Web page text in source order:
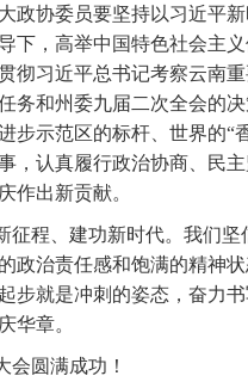
南省第十次代表大会 “聚
次党代会 精准扶贫 中
斯那定珠 “两学一做”与党章
这三年 全面开展法治宣传
图片微视频大赛
三严三实 忠诚干净担当
云南强基惠农 烟草
政协委员要坚持以习近平
下，高举中国特色社会主
彻习近平总书记考察云南
务和州委九届二次全会的
步示范区的标杆、世界的“
，认真履行政治协商、民
作出新贡献。
征程、建功新时代。我们
政治责任感和饱满的精神
步就是冲刺的姿态，奋力
华章。
会圆满成功！